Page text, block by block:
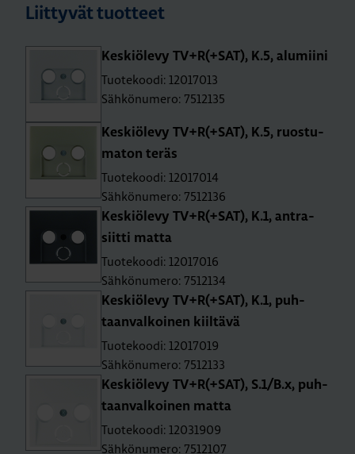
Liittyvät tuotteet
Kes­kiö­le­vy TV+R(+SAT), K.5, alu­mii­ni
Tuotekoodi: 12017013
Sähkönumero: 7512135
Kes­kiö­le­vy TV+R(+SAT), K.5, ruos­tu­
ma­ton teräs
Tuotekoodi: 12017014
Sähkönumero: 7512136
Kes­kiö­le­vy TV+R(+SAT), K.1, ant­ra­
siit­ti matta
Tuotekoodi: 12017016
Sähkönumero: 7512134
Kes­kiö­le­vy TV+R(+SAT), K.1, puh­
taan­val­koi­nen kiil­tä­vä
Tuotekoodi: 12017019
Sähkönumero: 7512133
Kes­kiö­le­vy TV+R(+SAT), S.1/B.x, puh­
taan­val­koi­nen matta
Tuotekoodi: 12031909
Sähkönumero: 7512107